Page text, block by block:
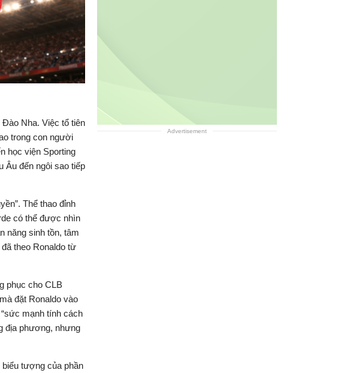
Nha. Việc tổ tiên
trong con người
học viện Sporting
Âu đến ngôi sao tiếp
Thể thao đỉnh
có thể được nhìn
năng sinh tồn, tâm
theo Ronaldo từ
phục cho CLB
đặt Ronaldo vào
mạnh tính cách
địa phương, nhưng
biểu tượng của phần
Advertisement